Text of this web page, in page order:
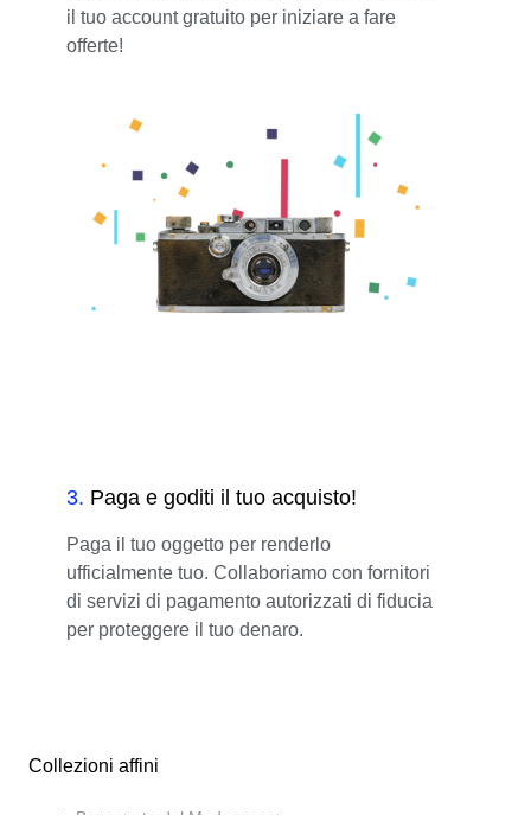
il tuo account gratuito per iniziare a fare
offerte!
3. Paga e goditi il tuo acquisto!
Paga il tuo oggetto per renderlo
ufficialmente tuo. Collaboriamo con fornitori
di servizi di pagamento autorizzati di fiducia
per proteggere il tuo denaro.
Collezioni affini